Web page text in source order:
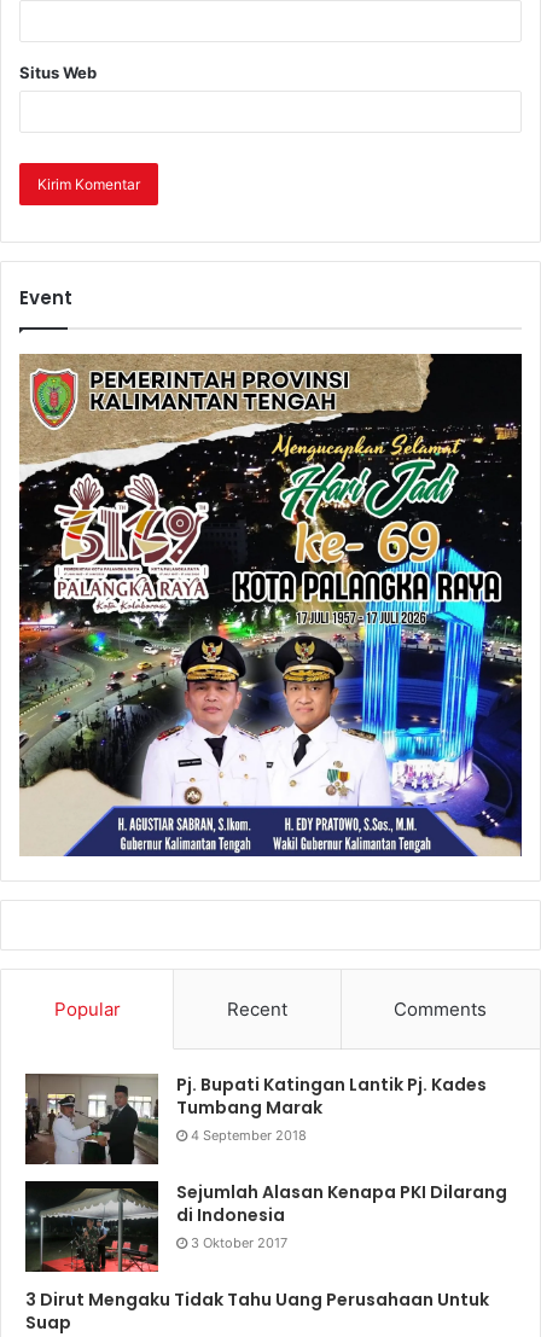
Situs Web
Event
Popular Recent Comments
Pj. Bupati Katingan Lantik Pj. Kades
Tumbang Marak
4 September 2018
Sejumlah Alasan Kenapa PKI Dilarang
di Indonesia
3 Oktober 2017
3 Dirut Mengaku Tidak Tahu Uang Perusahaan Untuk
Suap